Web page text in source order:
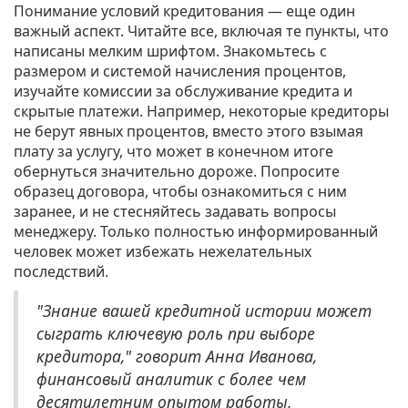
Понимание условий кредитования — еще один
важный аспект. Читайте все, включая те пункты, что
написаны мелким шрифтом. Знакомьтесь с
размером и системой начисления процентов,
изучайте комиссии за обслуживание кредита и
скрытые платежи. Например, некоторые кредиторы
не берут явных процентов, вместо этого взымая
плату за услугу, что может в конечном итоге
обернуться значительно дороже. Попросите
образец договора, чтобы ознакомиться с ним
заранее, и не стесняйтесь задавать вопросы
менеджеру. Только полностью информированный
человек может избежать нежелательных
последствий.
"Знание вашей кредитной истории может
сыграть ключевую роль при выборе
кредитора," говорит Анна Иванова,
финансовый аналитик с более чем
десятилетним опытом работы.